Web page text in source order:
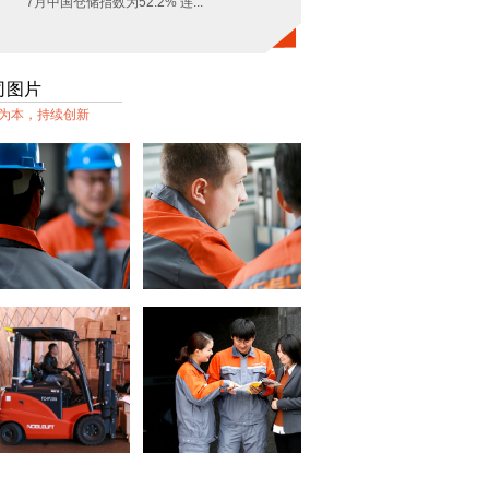
图片
本，持续创新